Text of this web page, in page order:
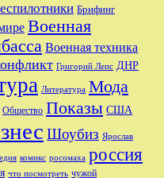
Брифинг
Военная
Военная техника
Григорий Лепс ДНР
Литература Мода
Общество Показы США
Шоубиз Ярослав
комикс росомаха россия
что посмотреть чужой